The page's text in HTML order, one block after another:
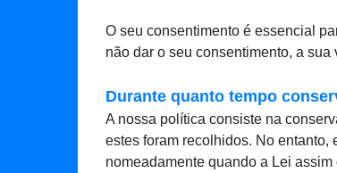
O seu consentimento é essencial
não dar o seu consentimento, a
Durante quanto tempo
A nossa política consiste na
estes foram recolhidos. No
nomeadamente quando a Lei assim